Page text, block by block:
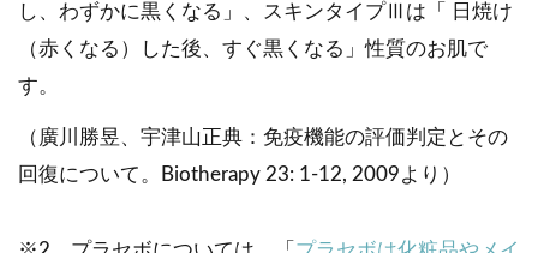
し、わずかに黒くなる」、スキンタイプⅢは「 日焼け
（赤くなる）した後、すぐ黒くなる」性質のお肌で
す。
（廣川勝昱、宇津山正典：免疫機能の評価判定とその
回復について。Biotherapy 23: 1-12, 2009より）